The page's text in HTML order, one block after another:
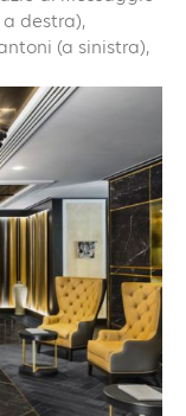
destra),
(a sinistra),